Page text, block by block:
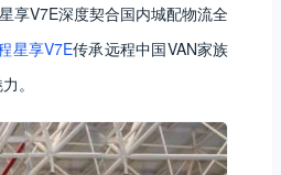
享V7E深度契合国内城配物流全
星享V7E传承远程中国VAN家族
。